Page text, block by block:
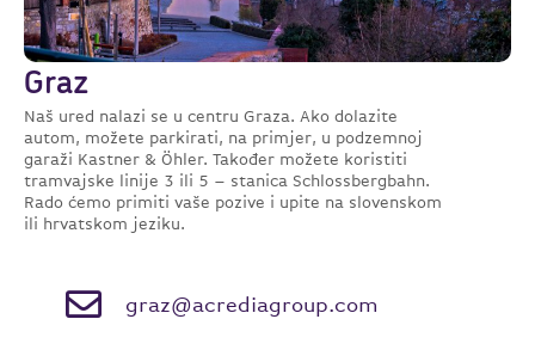
Graz
Naš ured nalazi se u centru Graza. Ako dolazite
autom, možete parkirati, na primjer, u podzemnoj
garaži Kastner & Öhler. Također možete koristiti
tramvajske linije 3 ili 5 – stanica Schlossbergbahn.
Rado ćemo primiti vaše pozive i upite na slovenskom
ili hrvatskom jeziku.
graz@acrediagroup.com